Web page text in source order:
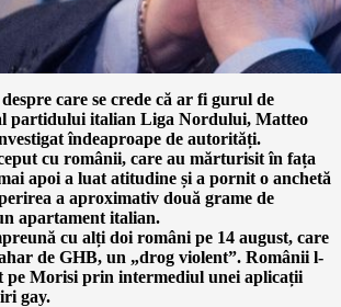
care se crede că ar fi gurul de
partidului italian Liga Nordului, Matteo
îndeaproape de autorități.
cu românii, care au mărturisit în fața
apoi a luat atitudine și a pornit o anchetă
a aproximativ două grame de
apartament italian.
cu alți doi români pe 14 august, care
de GHB, un „drog violent”. Românii l-
pe Morisi prin intermediul unei aplicații
gay.